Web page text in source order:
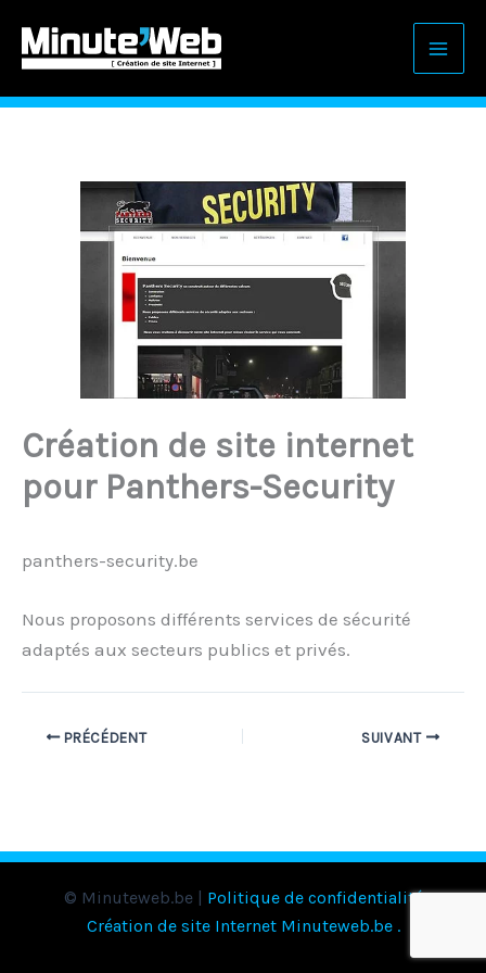
contenu
Création de site internet
pour Panthers-Security
panthers-security.be
Nous proposons différents services de sécurité
adaptés aux secteurs publics et privés.
PRÉCÉDENT SUIVANT
© Minuteweb.be | Politique de confidentialité
Création de site Internet Minuteweb.be .